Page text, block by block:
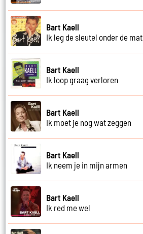
Bart Kaell
Ik leg de sleutel onder de mat
Bart Kaell
Ik loop graag verloren
Bart Kaell
Ik moet je nog wat zeggen
Bart Kaell
Ik neem je in mijn armen
Bart Kaell
Ik red me wel